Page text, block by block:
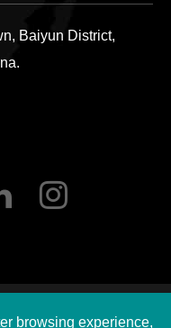
Baiyun District,
browsing experience,